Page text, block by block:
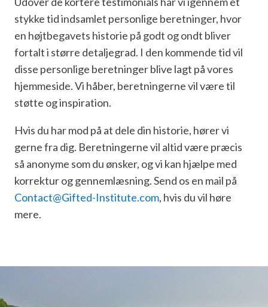
stykke tid indsamlet personlige beretninger, hvor
en højtbegavets historie på godt og ondt bliver
fortalt i større detaljegrad. I den kommende tid vil
disse personlige beretninger blive lagt på vores
hjemmeside. Vi håber, beretningerne vil være til
støtte og inspiration.
Hvis du har mod på at dele din historie, hører vi
gerne fra dig. Beretningerne vil altid være præcis
så anonyme som du ønsker, og vi kan hjælpe med
korrektur og gennemlæsning. Send os en mail på
Contact@Gifted-Institute.com, hvis du vil høre
mere.